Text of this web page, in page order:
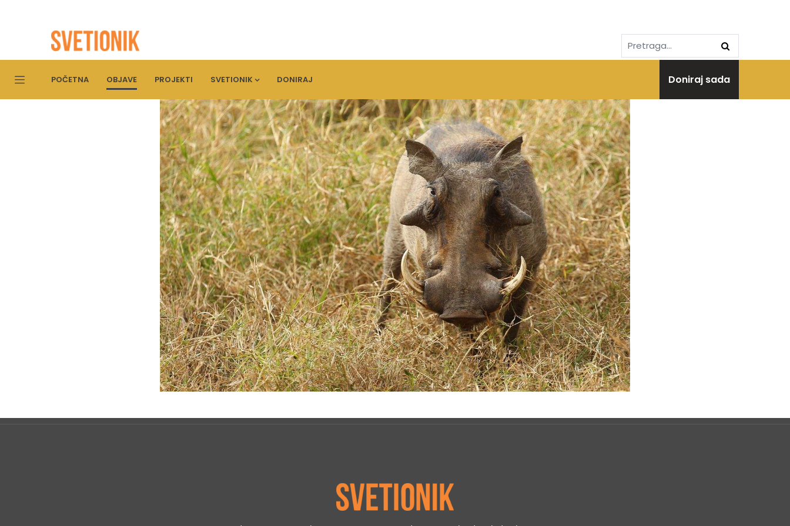
POČETNA OBJAVE PROJEKTI SVETIONIK DONIRAJ Doniraj sada